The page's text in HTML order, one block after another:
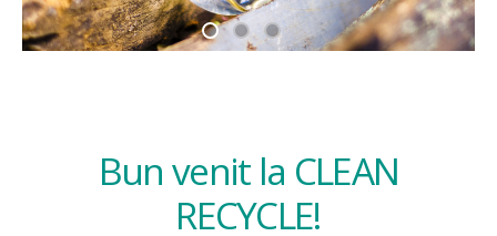
Bun venit la CLEAN
RECYCLE!